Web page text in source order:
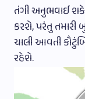
તંગી અનુભવાઈ શકે
કરશે, પરંતુ તમારી
ચાલી આવતી
રહેશે.